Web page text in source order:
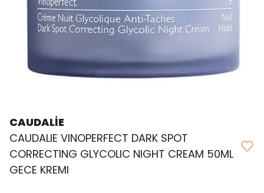
CAUDALİE
CAUDALIE VINOPERFECT DARK SPOT
CORRECTING GLYCOLIC NIGHT CREAM 50ML
GECE KREMI